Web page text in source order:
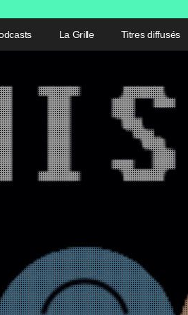
La Grille Titres diffusés